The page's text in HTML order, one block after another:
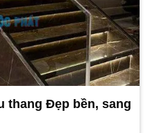
thang Đẹp bền, sang